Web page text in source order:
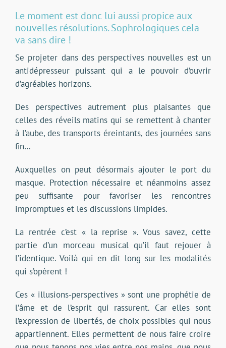
Le moment est donc lui aussi propice aux
nouvelles résolutions. Sophrologiques cela
va sans dire !
Se projeter dans des perspectives nouvelles est un
antidépresseur puissant qui a le pouvoir d’ouvrir
d’agréables horizons.
Des perspectives autrement plus plaisantes que
celles des réveils matins qui se remettent à chanter
à l’aube, des transports éreintants, des journées sans
fin…
Auxquelles on peut désormais ajouter le port du
masque. Protection nécessaire et néanmoins assez
peu suffisante pour favoriser les rencontres
impromptues et les discussions limpides.
La rentrée c’est « la reprise ». Vous savez, cette
partie d’un morceau musical qu’il faut rejouer à
l’identique. Voilà qui en dit long sur les modalités
qui s’opèrent !
Ces « illusions-perspectives » sont une prophétie de
l’âme et de l’esprit qui rassurent. Car elles sont
l’expression de libertés, de choix possibles qui nous
appartiennent. Elles permettent de nous faire croire